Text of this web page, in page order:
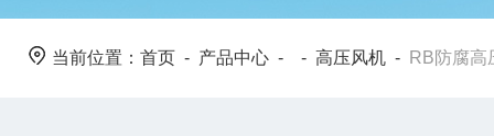
当前位置： 首页 - 产品中心 - - 高压风机 - RB防腐高